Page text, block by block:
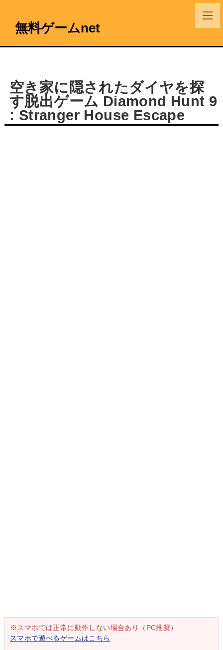
無料ゲームnet
空き家に隠されたダイヤを探
す脱出ゲーム Diamond Hunt 9
: Stranger House Escape
※スマホでは正常に動作しない場合あり（PC推奨）
スマホで遊べるゲームはこちら